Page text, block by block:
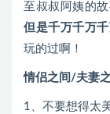
至叔叔阿姨的
但是千万千万
玩的过啊！
情侣之间/夫妻
1、不要想得太